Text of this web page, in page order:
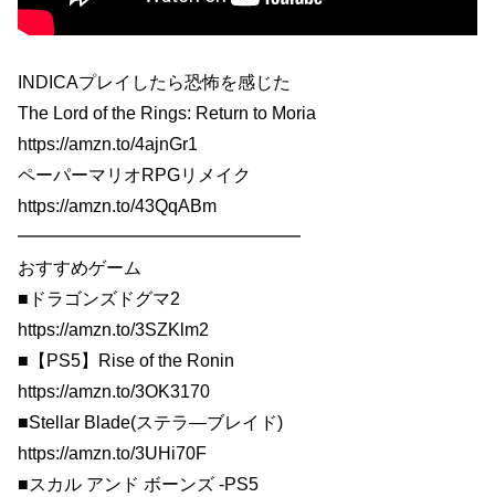
INDICAプレイしたら恐怖を感じた
The Lord of the Rings: Return to Moria
https://amzn.to/4ajnGr1
ペーパーマリオRPGリメイク
https://amzn.to/43QqABm
━━━━━━━━━━━━━━━━
おすすめゲーム
■ドラゴンズドグマ2
https://amzn.to/3SZKlm2
■【PS5】Rise of the Ronin
https://amzn.to/3OK3170
■Stellar Blade(ステラ―ブレイド)
https://amzn.to/3UHi70F
■スカル アンド ボーンズ -PS5